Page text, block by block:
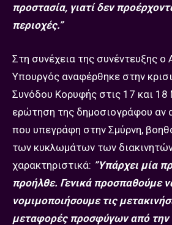
προστασία, γιατί δεν
περιοχές.”
Στη συνέχεια της συνέντευξης
Υπουργός αναφέρθηκε στην
Συνόδου Κορυφής στις 17 και 18
ερώτηση της δημοσιογράφου αν
που υπεγράφη στην Σμύρνη,
των κυκλωμάτων των
χαρακτηριστικά: ”Υπάρχει μία
προήλθε. Γενικά προσπαθούμε
νομιμοποιήσουμε τις
μεταφορές προσφύγων από την